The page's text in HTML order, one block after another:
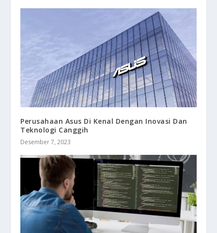
Perusahaan Asus Di Kenal Dengan Inovasi Dan
Teknologi Canggih
Desember 7, 2023